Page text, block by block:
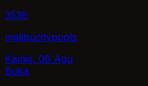
3536
malibucitypools
Kamis, 06 Agu
Buka